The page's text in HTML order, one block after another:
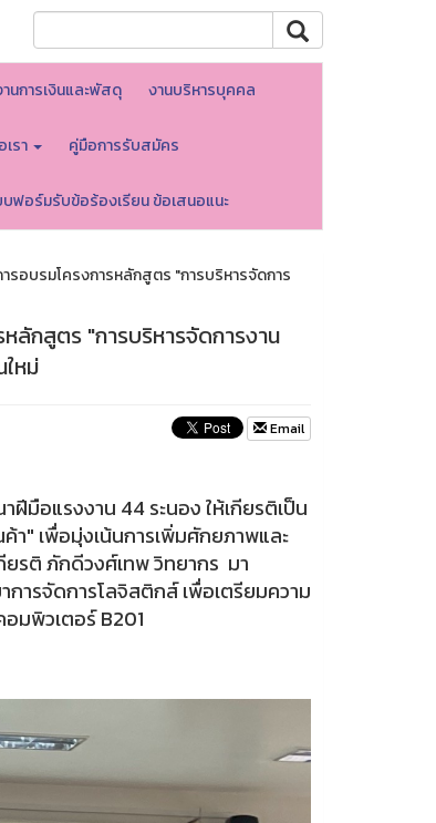
นการเงินและพัสดุ งานบริหารบุคคล
รา คู่มือการรับสมัคร
ฟอร์มรับข้อร้องเรียน ข้อเสนอแนะ
รอบรมโครงการหลักสูตร "การบริหารจัดการ
ลักสูตร "การบริหารจัดการงาน
หม่
Email
อแรงงาน 44 ระนอง ให้เกียรติเป็น
า" เพื่อมุ่งเน้นการเพิ่มศักยภาพและ
ยรติ ภักดีวงศ์เทพ วิทยากร มา
ารจัดการโลจิสติกส์ เพื่อเตรียมความ
พิวเตอร์ B201